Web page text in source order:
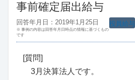
事前確定届出給与
役員給与
回答年月日：2019年1月25日
※ 事例の内容は回答年月日時点の情報に基づくもの
です
[質問]
3月決算法人です。